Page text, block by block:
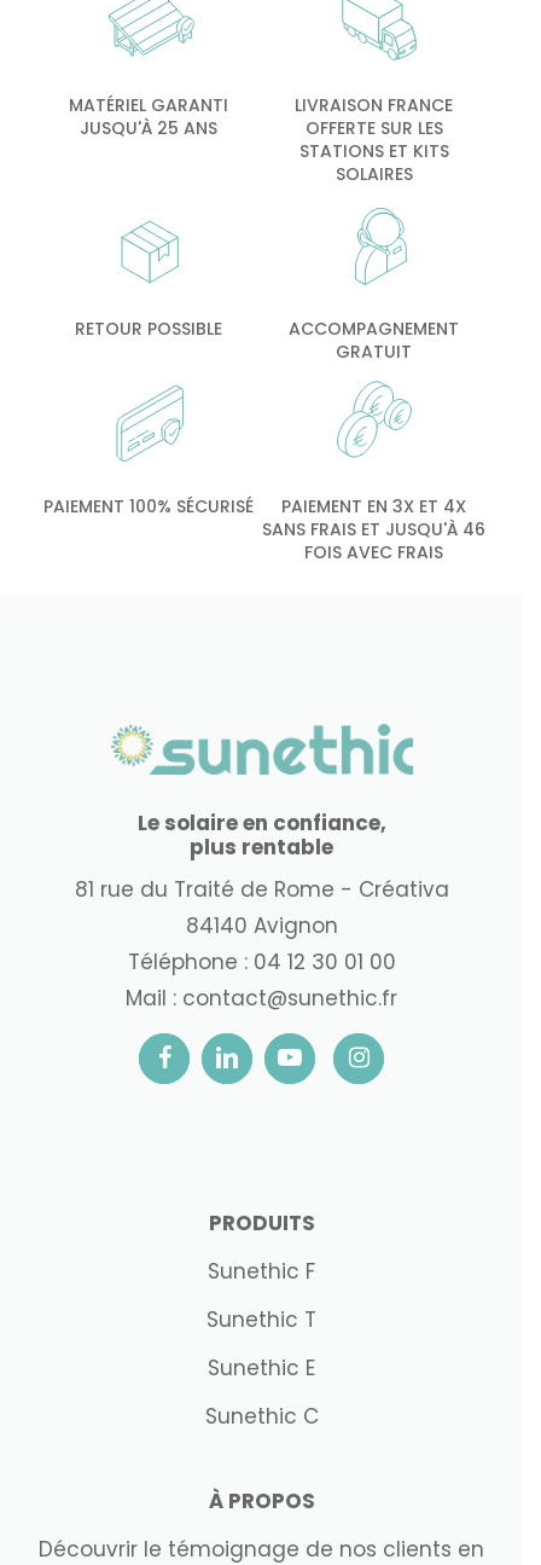
MATÉRIEL GARANTI
JUSQU'À 25 ANS
LIVRAISON FRANCE
OFFERTE SUR LES
STATIONS ET KITS
SOLAIRES
RETOUR POSSIBLE
ACCOMPAGNEMENT
GRATUIT
PAIEMENT 100% SÉCURISÉ
PAIEMENT EN 3X ET 4X
SANS FRAIS ET JUSQU'À 46
FOIS AVEC FRAIS
Le solaire en confiance,
plus rentable
81 rue du Traité de Rome - Créativa
84140 Avignon
Téléphone : 04 12 30 01 00
Mail : contact@sunethic.fr
PRODUITS
Sunethic F
Sunethic T
Sunethic E
Sunethic C
À PROPOS
Découvrir le témoignage de nos clients en